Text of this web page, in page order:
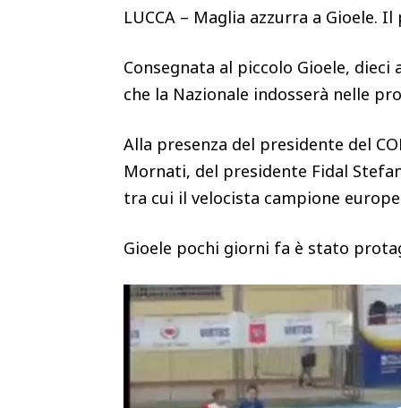
LUCCA – Maglia azzurra a Gioele.
Consegnata al piccolo Gioele, dieci
che la Nazionale indosserà nelle
Alla presenza del presidente del
Mornati, del presidente Fidal
tra cui il velocista campione
Gioele pochi giorni fa è stato
V
d
e